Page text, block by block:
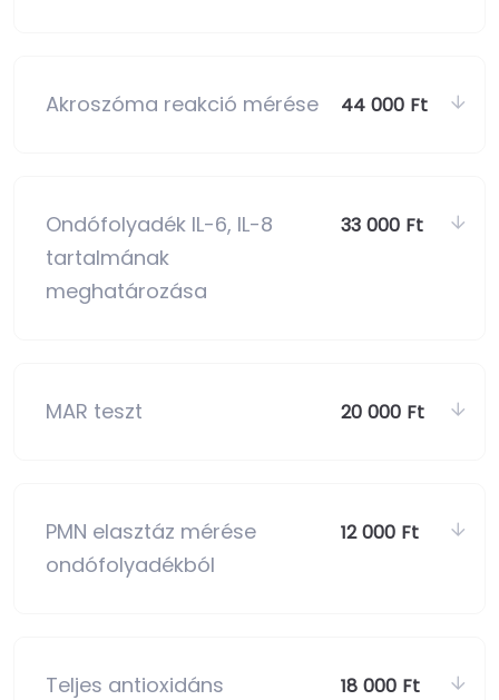
Akroszóma reakció mérése 44 000 Ft
Ondófolyadék IL-6, IL-8
tartalmának
meghatározása
33 000 Ft
MAR teszt 20 000 Ft
PMN elasztáz mérése
ondófolyadékból
12 000 Ft
Teljes antioxidáns
18 000 Ft